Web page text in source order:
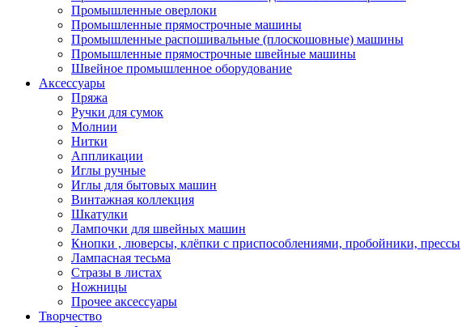
Промышленные оверлоки
Промышленные прямострочные машины
Промышленные распошивальные (плоскошовные) машины
Промышленные прямострочные швейные машины
Швейное промышленное оборудование
Аксессуары
Пряжа
Ручки для сумок
Молнии
Нитки
Аппликации
Иглы ручные
Иглы для бытовых машин
Винтажная коллекция
Шкатулки
Лампочки для швейных машин
Кнопки , люверсы, клёпки с приспособлениями, пробойники, прессы
Лампасная тесьма
Стразы в листах
Ножницы
Прочее аксессуары
Творчество